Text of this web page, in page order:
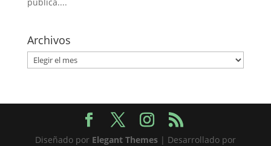
Archivos
Archivos
Diseñado por Elegant Themes| Desarrollado por